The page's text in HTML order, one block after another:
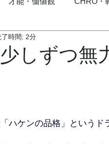
しずつ無
了時間: 2分
ハケンの品格」というド